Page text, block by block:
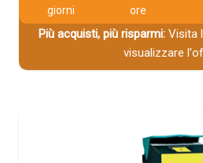
giorni ore
Più acquisti, più risparmi:Visita
visualizzare